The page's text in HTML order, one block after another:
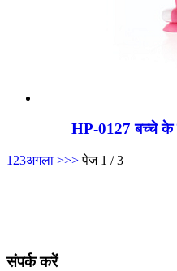
HP-0127 बच्चे के
1 23अगला >>> पेज 1 / 3
संपर्क करें